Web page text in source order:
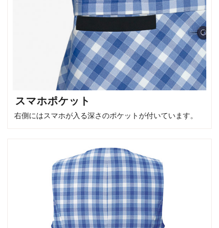
スマホポケット
右側にはスマホが入る深さのポケットが付いています。